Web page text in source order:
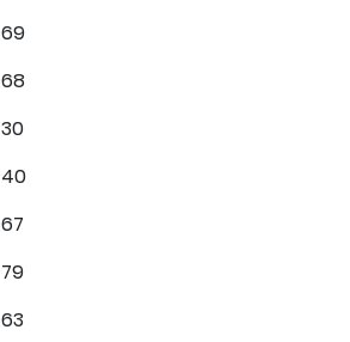
69
68
30
40
67
79
63